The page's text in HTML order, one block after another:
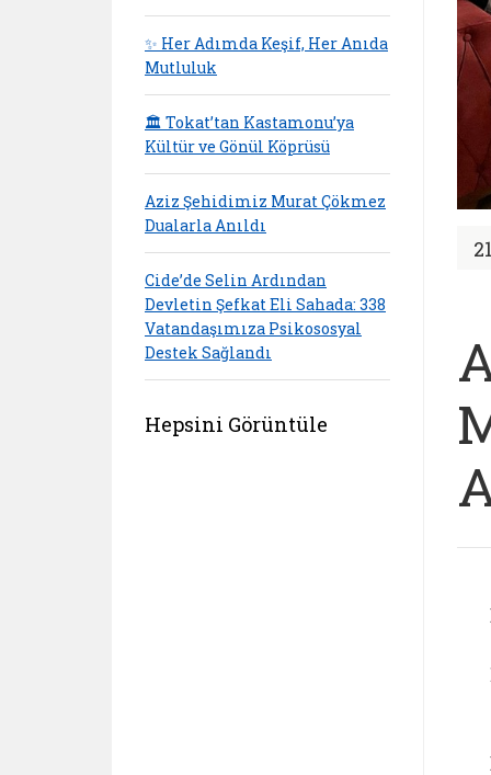
✨ Her Adımda Keşif, Her Anıda
Mutluluk
🏛️ Tokat’tan Kastamonu’ya
Kültür ve Gönül Köprüsü
Aziz Şehidimiz Murat Çökmez
Dualarla Anıldı
Cide’de Selin Ardından
Devletin Şefkat Eli Sahada: 338
Vatandaşımıza Psikososyal
Destek Sağlandı
Hepsini Görüntüle